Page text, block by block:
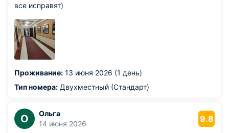
все исправят)
Проживание: 13 июня 2026 (1 день)
Тип номера: Двухместный (Стандарт)
О
Ольга
14 июня 2026
9.8